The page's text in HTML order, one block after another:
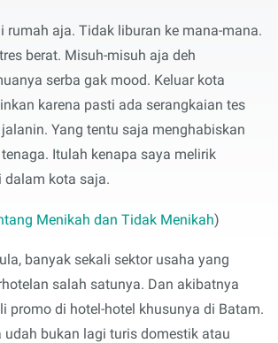
rumah aja. Tidak liburan ke mana-mana.
berat. Misuh-misuh aja deh
serba gak mood. Keluar kota
karena pasti ada serangkaian tes
Yang tentu saja menghabiskan
Itulah kenapa saya melirik
dalam kota saja.
Menikah dan Tidak Menikah)
banyak sekali sektor usaha yang
salah satunya. Dan akibatnya
promo di hotel-hotel khusunya di Batam.
udah bukan lagi turis domestik atau